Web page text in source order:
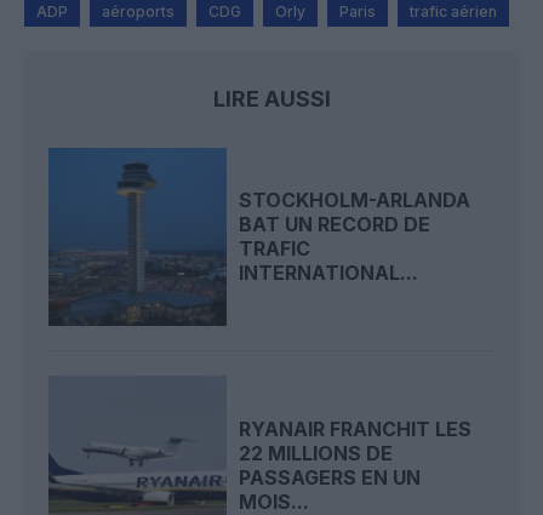
ADP aéroports CDG Orly Paris trafic aérien
LIRE AUSSI
STOCKHOLM-ARLANDA
BAT UN RECORD DE
TRAFIC
INTERNATIONAL...
RYANAIR FRANCHIT LES
22 MILLIONS DE
PASSAGERS EN UN
MOIS...